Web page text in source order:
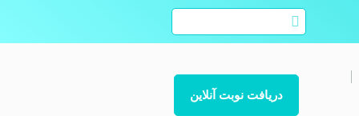
دریافت نوبت آنلاین